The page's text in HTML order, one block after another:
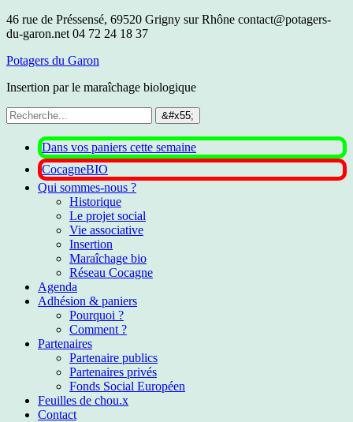
46 rue de Préssensé, 69520 Grigny sur Rhône contact@potagers-
du-garon.net 04 72 24 18 37
Potagers du Garon
Insertion par le maraîchage biologique
Dans vos paniers cette semaine
CocagneBIO
Qui sommes-nous ?
Historique
Le projet social
Vie associative
Insertion
Maraîchage bio
Réseau Cocagne
Agenda
Adhésion & paniers
Pourquoi ?
Comment ?
Partenaires
Partenaire publics
Partenaires privés
Fonds Social Européen
Feuilles de chou.x
Contact